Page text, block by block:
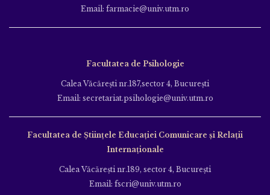
Email: farmacie@univ.utm.ro
Facultatea de Psihologie
Calea Văcăreşti nr.187,sector 4, Bucureşti
Email: secretariat.psihologie@univ.utm.ro
Facultatea de Ştiinţele Educației Comunicare și Relații
Internaționale
Calea Văcăreşti nr.189, sector 4, Bucureşti
Email: fscri@univ.utm.ro